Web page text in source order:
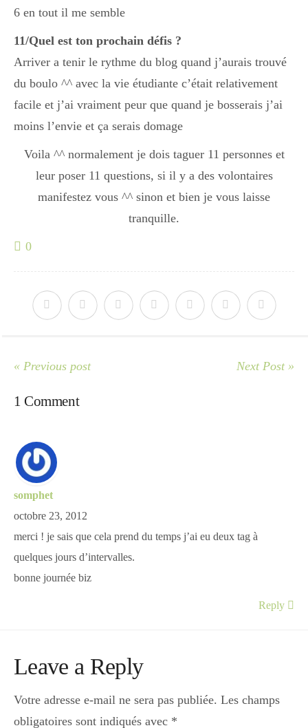
6 en tout il me semble
11/Quel est ton prochain défis ?
Arriver a tenir le rythme du blog quand j’aurais trouvé
du boulo ^^ avec la vie étudiante c’était relativement
facile et j’ai vraiment peur que quand je bosserais j’ai
moins l’envie et ça serais domage
Voila ^^ normalement je dois taguer 11 personnes et
leur poser 11 questions, si il y a des volontaires
manifestez vous ^^ sinon et bien je vous laisse
tranquille.
0
« Previous post Next Post »
1 Comment
somphet
octobre 23, 2012
merci ! je sais que cela prend du temps j’ai eu deux tag à
quelques jours d’intervalles.
bonne journée biz
Reply
Leave a Reply
Votre adresse e-mail ne sera pas publiée. Les champs
obligatoires sont indiqués avec *